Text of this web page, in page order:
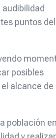
audibilidad
puntos del
posibles
alcance de
población en